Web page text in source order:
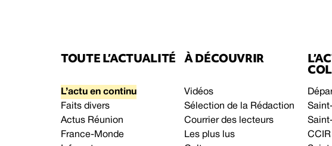
TOUTE L’ACTUALITÉ
L’actu en continu
Faits divers
Actus Réunion
France-Monde
À DÉCOUVRIR
Vidéos
Sélection de la Rédaction
Courrier des lecteurs
Les plus lus
CCIR